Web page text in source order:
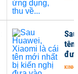
tên
KINH